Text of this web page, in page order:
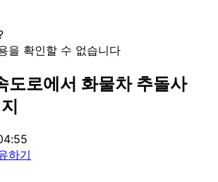
을 확인할 수 없습니다
도로에서 화물차 추돌사
하기